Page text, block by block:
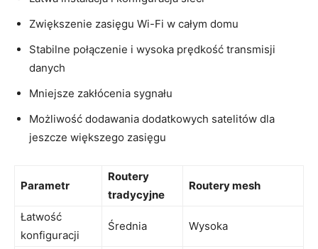
Zwiększenie zasięgu Wi-Fi w całym domu
Stabilne połączenie i wysoka prędkość transmisji
danych
Mniejsze zakłócenia sygnału
Możliwość dodawania dodatkowych satelitów dla
jeszcze większego zasięgu
Parametr
Routery
tradycyjne
Routery mesh
Łatwość
konfiguracji
Średnia Wysoka